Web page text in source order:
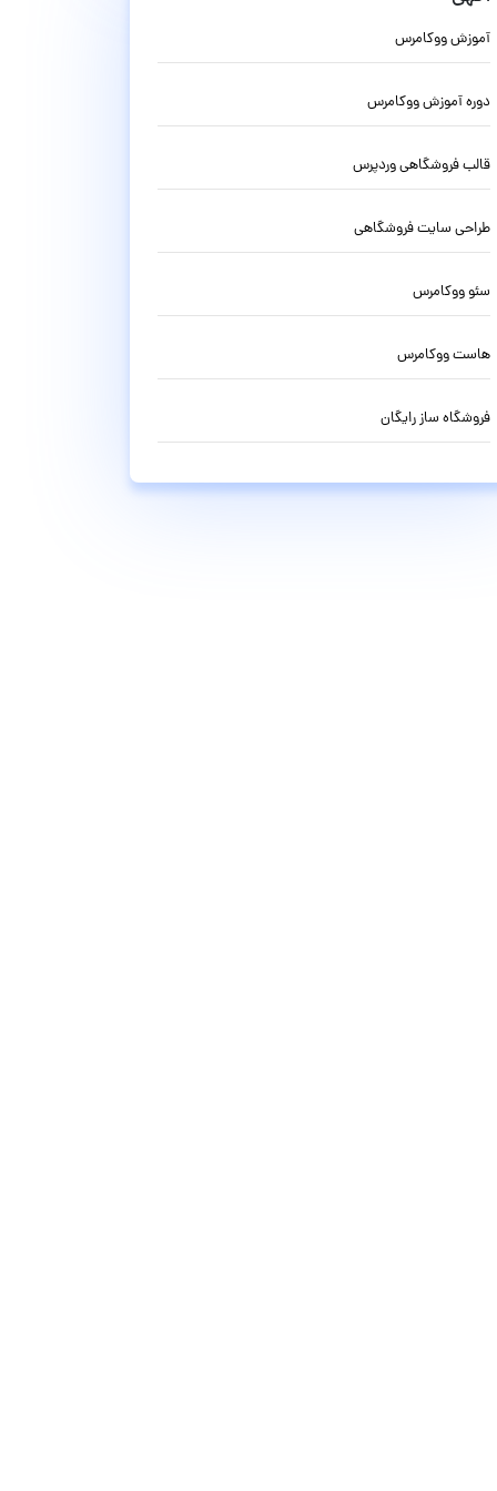
آموزش ووکامرس
دوره آموزش ووکامرس
قالب فروشگاهی وردپرس
طراحی سایت فروشگاهی
سئو ووکامرس
هاست ووکامرس
فروشگاه ساز رایگان